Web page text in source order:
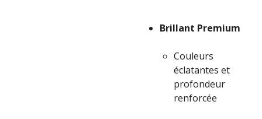
Brillant Premium
Couleurs
éclatantes et
profondeur
renforcée